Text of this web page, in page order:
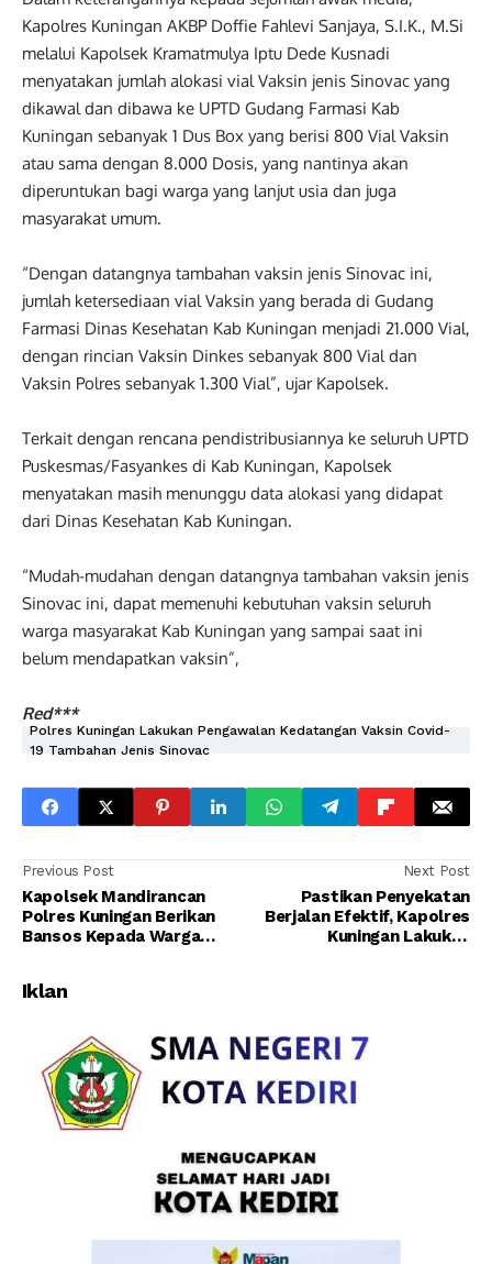
Kapolres Kuningan AKBP Doffie Fahlevi Sanjaya, S.I.K., M.Si
melalui Kapolsek Kramatmulya Iptu Dede Kusnadi
menyatakan jumlah alokasi vial Vaksin jenis Sinovac yang
dikawal dan dibawa ke UPTD Gudang Farmasi Kab
Kuningan sebanyak 1 Dus Box yang berisi 800 Vial Vaksin
atau sama dengan 8.000 Dosis, yang nantinya akan
diperuntukan bagi warga yang lanjut usia dan juga
masyarakat umum.
“Dengan datangnya tambahan vaksin jenis Sinovac ini,
jumlah ketersediaan vial Vaksin yang berada di Gudang
Farmasi Dinas Kesehatan Kab Kuningan menjadi 21.000 Vial,
dengan rincian Vaksin Dinkes sebanyak 800 Vial dan
Vaksin Polres sebanyak 1.300 Vial”, ujar Kapolsek.
Terkait dengan rencana pendistribusiannya ke seluruh UPTD
Puskesmas/Fasyankes di Kab Kuningan, Kapolsek
menyatakan masih menunggu data alokasi yang didapat
dari Dinas Kesehatan Kab Kuningan.
“Mudah-mudahan dengan datangnya tambahan vaksin jenis
Sinovac ini, dapat memenuhi kebutuhan vaksin seluruh
warga masyarakat Kab Kuningan yang sampai saat ini
belum mendapatkan vaksin”,
Red***
Polres Kuningan Lakukan Pengawalan Kedatangan Vaksin Covid-
19 Tambahan Jenis Sinovac
Previous Post
Kapolsek Mandirancan
Polres Kuningan Berikan
Bansos Kepada Warga
Next Post
Pastikan Penyekatan
Berjalan Efektif, Kapolres
Kuningan Lakukan
Iklan